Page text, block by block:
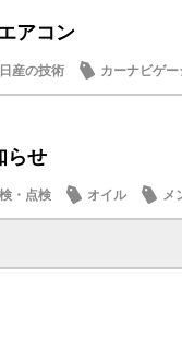
アコン
日産の技術
カーナビゲ
らせ
・点検 オイル メ